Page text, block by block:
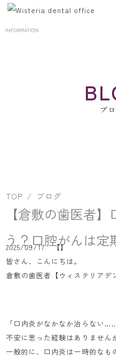
院内紹介
設備紹介
アクセス
お知らせ
コラム
086-
INFORMATION
ブ
TOP ブログ
【倉敷の歯医者
う？口腔がんは
2025/09/17 【】
皆さん、こんにちは。
倉敷の歯医者【 ウィステリアデ
「口内炎がなかなか治らない
不安に思った経験はありません
一般的に、口内炎は一時的なも